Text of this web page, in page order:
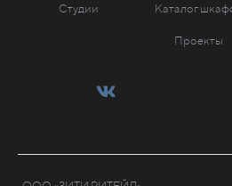
Студии Каталог
Проекты